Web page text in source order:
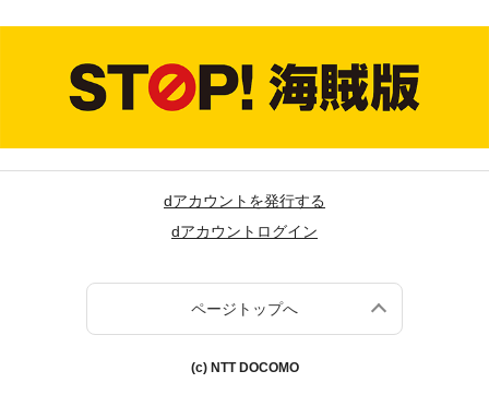
dアカウントを発行する
dアカウントログイン
ページトップへ
(c) NTT DOCOMO